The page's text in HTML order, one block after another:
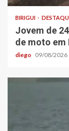
BIRIGUI
Jovem de
de moto em
diego 09/08/2026